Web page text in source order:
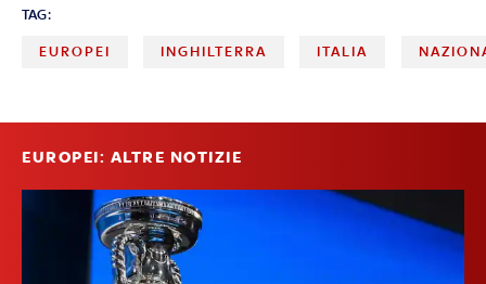
TAG:
EUROPEI INGHILTERRA ITALIA
EUROPEI: ALTRE NOTIZIE